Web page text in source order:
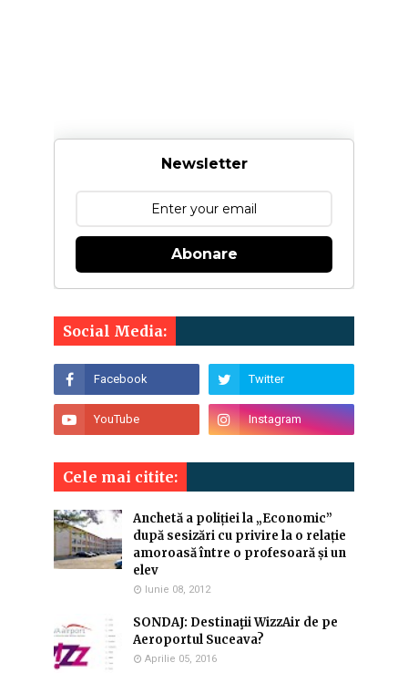
Newsletter
Abonare
Social Media:
Cele mai citite:
Anchetă a poliției la „Economic”
după sesizări cu privire la o relație
amoroasă între o profesoară și un
elev
Iunie 08, 2012
SONDAJ: Destinaţii WizzAir de pe
Aeroportul Suceava?
Aprilie 05, 2016